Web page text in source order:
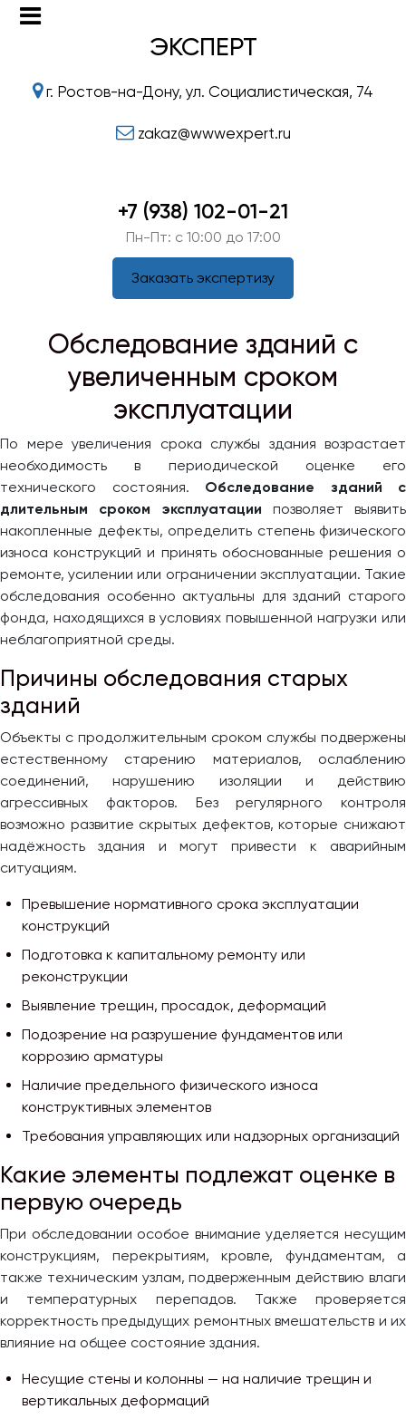
ЭКСПЕРТ
г. Ростов-на-Дону, ул. Социалистическая, 74
zakaz@wwwexpert.ru
+7 (938) 102-01-21
Пн-Пт: c 10:00 до 17:00
Заказать экспертизу
Обследование зданий с
увеличенным сроком
эксплуатации
По мере увеличения срока службы здания возрастает
необходимость в периодической оценке его
технического состояния. Обследование зданий с
длительным сроком эксплуатации позволяет выявить
накопленные дефекты, определить степень физического
износа конструкций и принять обоснованные решения о
ремонте, усилении или ограничении эксплуатации. Такие
обследования особенно актуальны для зданий старого
фонда, находящихся в условиях повышенной нагрузки или
неблагоприятной среды.
Причины обследования старых
зданий
Объекты с продолжительным сроком службы подвержены
естественному старению материалов, ослаблению
соединений, нарушению изоляции и действию
агрессивных факторов. Без регулярного контроля
возможно развитие скрытых дефектов, которые снижают
надёжность здания и могут привести к аварийным
ситуациям.
Превышение нормативного срока эксплуатации
конструкций
Подготовка к капитальному ремонту или
реконструкции
Выявление трещин, просадок, деформаций
Подозрение на разрушение фундаментов или
коррозию арматуры
Наличие предельного физического износа
конструктивных элементов
Требования управляющих или надзорных организаций
Какие элементы подлежат оценке в
первую очередь
При обследовании особое внимание уделяется несущим
конструкциям, перекрытиям, кровле, фундаментам, а
также техническим узлам, подверженным действию влаги
и температурных перепадов. Также проверяется
корректность предыдущих ремонтных вмешательств и их
влияние на общее состояние здания.
Несущие стены и колонны — на наличие трещин и
вертикальных деформаций